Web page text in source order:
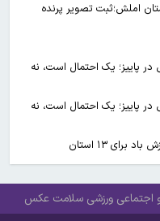
املش؛ثبت تصویر پرنده
۵۰ درصدی بارش در پاییز؛ یک احتمال است، نه
۵۰ درصدی بارش در پاییز؛ یک احتمال است، نه
اجتماعی ورزشی سلامت عکس